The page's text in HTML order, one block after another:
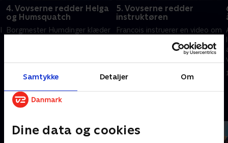
Samtykke Detaljer Om
Dine data og cookies
4. Vovserne redder Helga
og Humsquatch
Borgmester Humdinger klæder
17. maj 2025 • 22 min
5. Vovserne redder
instruktøren
Francois instruerer en video om
Bettina og Muhna Lisa stikker
17. maj 2025 • 22 min
Andre så også